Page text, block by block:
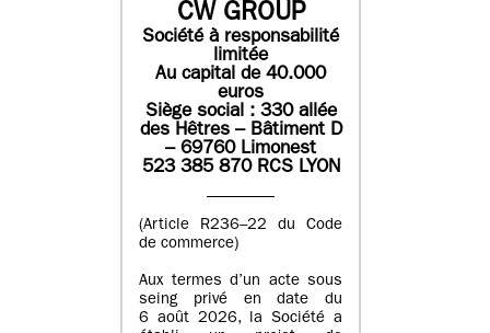
CW GROUP
Société à responsabilité
limitée
Au capital de 40.000
euros
Siège social : 330 allée
des Hêtres – Bâtiment D
– 69760 Limonest
523 385 870 RCS LYON
(Article R236–22 du Code
de commerce)
Aux termes d’un acte sous
seing privé en date du
6 août 2026, la Société a